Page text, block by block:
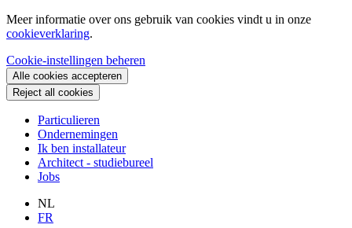
Meer informatie over ons gebruik van cookies vindt u in onze
cookieverklaring.
Cookie-instellingen beheren
Alle cookies accepteren
Reject all cookies
Particulieren
Ondernemingen
Ik ben installateur
Architect - studiebureel
Jobs
NL
FR